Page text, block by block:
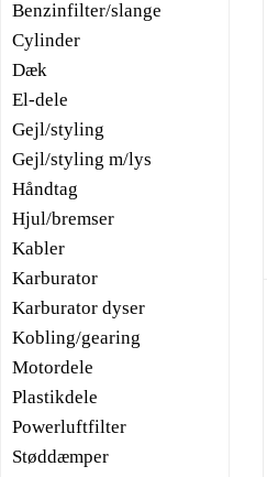
Benzinfilter/slange
Cylinder
Dæk
El-dele
Gejl/styling
Gejl/styling m/lys
Håndtag
Hjul/bremser
Kabler
Karburator
Karburator dyser
Kobling/gearing
Motordele
Plastikdele
Powerluftfilter
Støddæmper